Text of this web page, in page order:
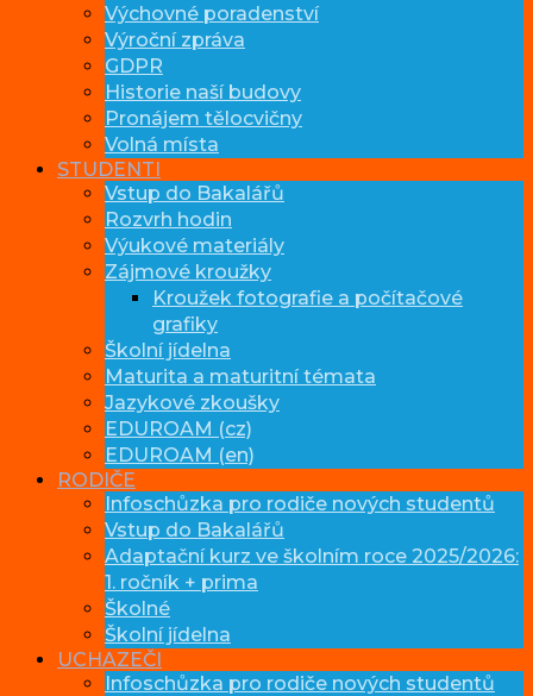
Výchovné poradenství
Výroční zpráva
GDPR
Historie naší budovy
Pronájem tělocvičny
Volná místa
STUDENTI
Vstup do Bakalářů
Rozvrh hodin
Výukové materiály
Zájmové kroužky
Kroužek fotografie a počítačové
grafiky
Školní jídelna
Maturita a maturitní témata
Jazykové zkoušky
EDUROAM (cz)
EDUROAM (en)
RODIČE
Infoschůzka pro rodiče nových studentů
Vstup do Bakalářů
Adaptační kurz ve školním roce 2025/2026:
1. ročník + prima
Školné
Školní jídelna
UCHAZEČI
Infoschůzka pro rodiče nových studentů